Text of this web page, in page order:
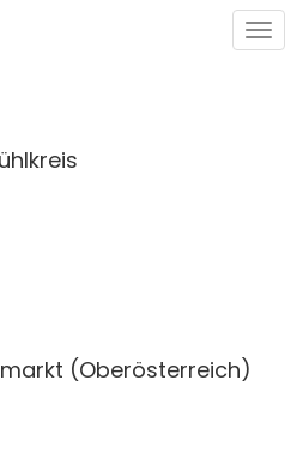
(Oberösterreich)